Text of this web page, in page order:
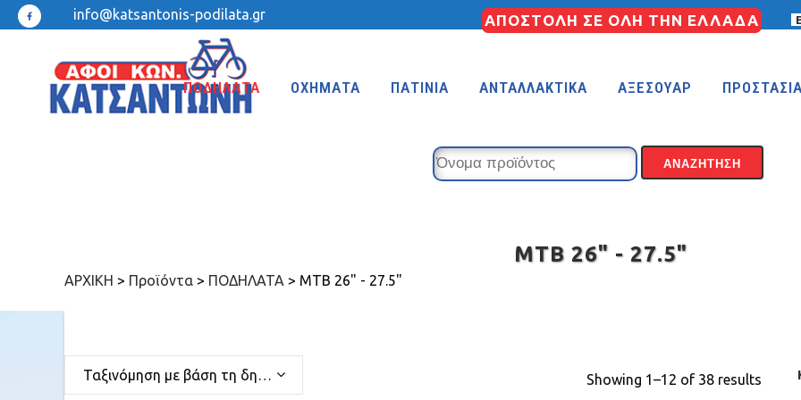
info@katsantonis-podilata.gr ΑΠΟΣΤΟΛΗ ΣΕ ΟΛΗ ΤΗΝ ΕΛΛΑΔΑ
ΠΟΔΗΛΑΤΑ
MTB 29″ SCOTT CARBON
TREKKING-ADVENTURE
ΟΧΗΜΑΤΑ ΠΑΤΙΝΙΑ ΑΝΤΑΛΛΑΚΤΙΚΑ ΑΞΕΣΟΥΑΡ ΠΡΟΣΤΑΣΙΑ
MTB 26" - 27.5"
ΑΡΧΙΚΗ > Προϊόντα > ΠΟΔΗΛΑΤΑ > MTB 26" - 27.5"
Showing 1–12 of 38 results
Ταξινόμηση με βάση τη δημοφιλία